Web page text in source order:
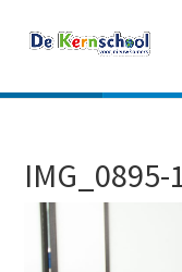
IMG_0895-